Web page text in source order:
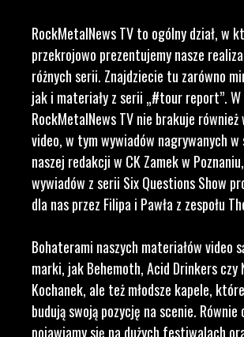
RockMetalNews TV to ogólny dział, w
przekrojowo prezentujemy nasze
różnych serii. Znajdziecie tu zarówno
jak i materiały z serii „#tour report”. W
RockMetalNews TV nie brakuje również
video, w tym wywiadów nagrywanych w
naszej redakcji w CK Zamek w
wywiadów z serii Six Questions Show
dla nas przez Filipa i Pawła z zespołu
Bohaterami naszych materiałów video
marki, jak Behemoth, Acid Drinkers czy
Kochanek, ale też młodsze kapele,
budują swoją pozycję na scenie.
pojawiamy się na dużych festiwalach